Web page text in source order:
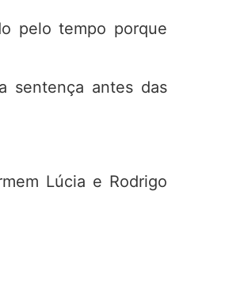
pelo tempo porque
sentença antes das
Lúcia e Rodrigo